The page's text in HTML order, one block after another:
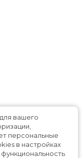
вашего
персональные
в настройках